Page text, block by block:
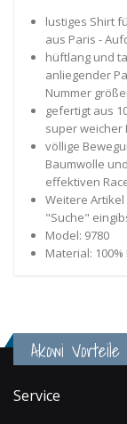
lustiges Shirt
aus Paris -
hüftlang und
anliegender
Nummer
gefertigt aus
super weicher
völlige
Baumwolle
effektiven
Weitere
"Suche"
Model: 9780
Material:
Akowi Vorteile
Service